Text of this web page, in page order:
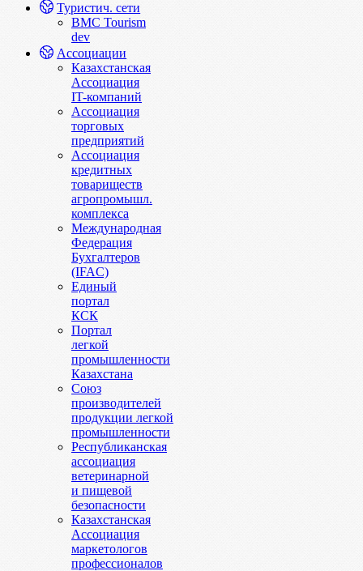
Туристич. сети
BMC Tourism
dev
Ассоциации
Казахстанская
Ассоциация
IT-компаний
Ассоциация
торговых
предприятий
Ассоциация
кредитных
товариществ
агропромышл.
комплекса
Международная
Федерация
Бухгалтеров
(IFAC)
Единый
портал
КСК
Портал
легкой
промышленности
Казахстана
Союз
производителей
продукции легкой
промышленности
Республиканская
ассоциация
ветеринарной
и пищевой
безопасности
Казахстанская
Ассоциация
маркетологов
профессионалов